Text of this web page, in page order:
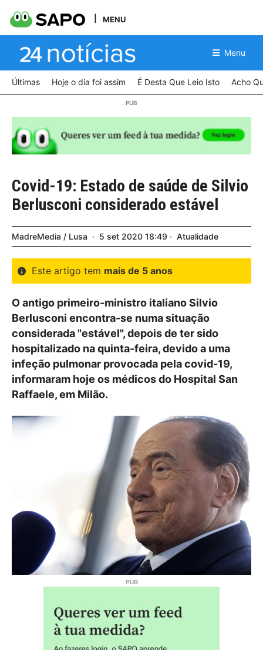
MENU
Menu
Últimas Hoje o dia foi assim É Desta Que Leio Isto Acho
Covid-19: Estado de saúde de Silvio
Berlusconi considerado estável
MadreMedia / Lusa 5 set 2020 18:49 Atualidade
Este artigo tem mais de 5 anos
O antigo primeiro-ministro italiano Silvio
Berlusconi encontra-se numa situação
considerada "estável", depois de ter sido
hospitalizado na quinta-feira, devido a uma
infeção pulmonar provocada pela covid-19,
informaram hoje os médicos do Hospital San
Raffaele, em Milão.